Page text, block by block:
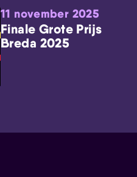
11 november 2025
Finale Grote Prijs
Breda 2025